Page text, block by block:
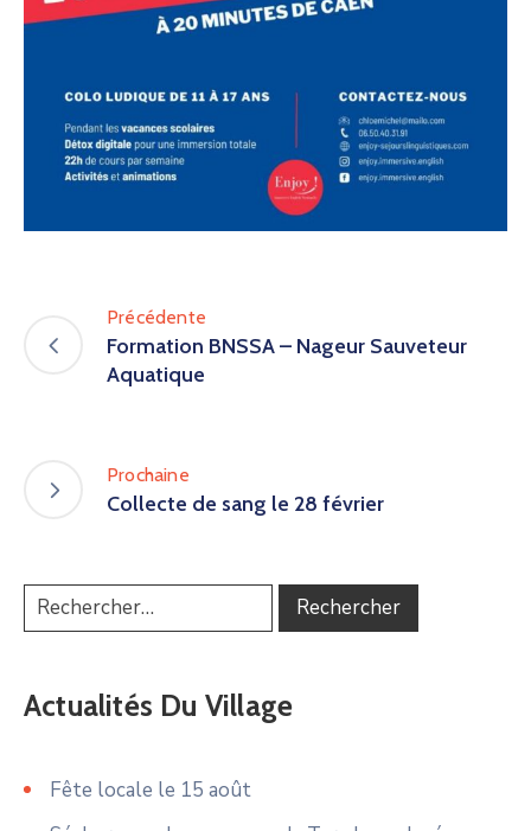
Précédente
Formation BNSSA – Nageur Sauveteur
Aquatique
Prochaine
Collecte de sang le 28 février
Actualités Du Village
Fête locale le 15 août